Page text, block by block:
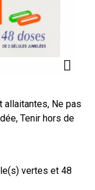
Ne pas
Tenir hors de
vertes et 48